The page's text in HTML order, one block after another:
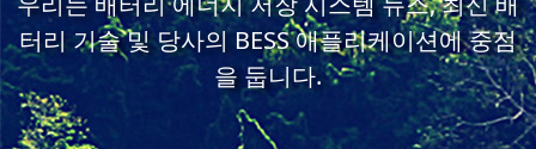
터리 기술 및 당사의 BESS 애플리케이션에 중점
을 둡니다.